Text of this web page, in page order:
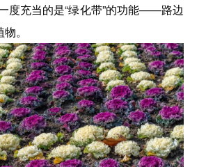
度充当的是“绿化带”的功能——路边
。